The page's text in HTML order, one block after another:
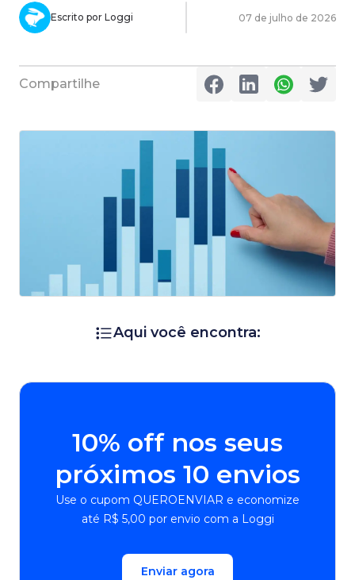
Escrito por Loggi 07 de julho de 2026
Compartilhe
Aqui você encontra:
10% off nos seus
próximos 10 envios
Use o cupom QUEROENVIAR e economize
até R$ 5,00 por envio com a Loggi
Enviar agora